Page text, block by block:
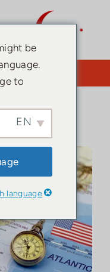
此处。
be
to:
EN
language